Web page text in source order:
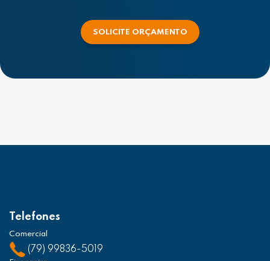
SOLICITE ORÇAMENTO
Telefones
Comercial
(79) 99836-5019